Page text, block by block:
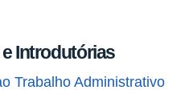
Introdutórias
Trabalho Administrativo